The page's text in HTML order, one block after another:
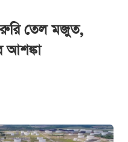
তেল মজুত,
আশঙ্কা